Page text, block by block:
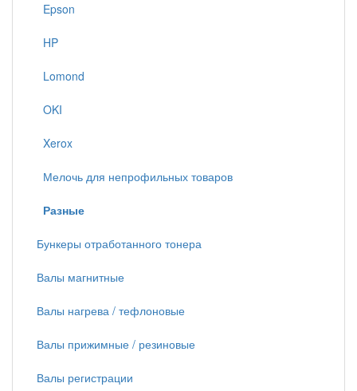
Epson
HP
Lomond
OKI
Xerox
Мелочь для непрофильных товаров
Разные
Бункеры отработанного тонера
Валы магнитные
Валы нагрева / тефлоновые
Валы прижимные / резиновые
Валы регистрации